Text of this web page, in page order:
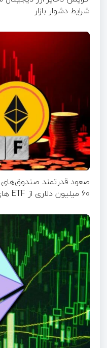
شرایط دشوار بازار
۶۰ میلیون دلاری از ETF‌ های بیت کوین